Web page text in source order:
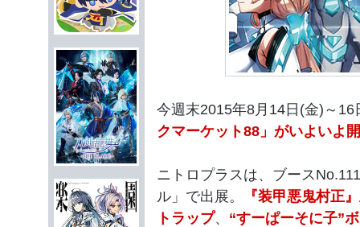
今週末2015年8月14日(金)～
クマーケット88」 がいよいよ
ニトロプラスは、ブース
ル」で出展。
『装甲悪鬼村正
トラップ、 “すーぱーそに子”